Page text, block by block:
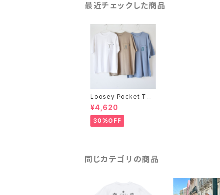
最近チェックした商品
Loosey Pocket Tee
"T.A.B."
¥4,620
30%OFF
同じカテゴリの商品